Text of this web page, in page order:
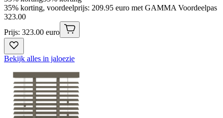
35% korting, voordeelprijs: 209.95 euro met GAMMA Voordeelpas
323.00
Prijs: 323.00 euro
Bekijk alles in jaloezie